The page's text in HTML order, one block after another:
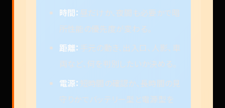
時間： 昼だけか、夜間も必要かで暗
所性能の優先度が変わる。
距離： 手元の動き、出入口、人影、車
両など、何を判別したいか決める。
電源： 短時間の確認か、長時間の見
守りかでバッテリー型と電源型を